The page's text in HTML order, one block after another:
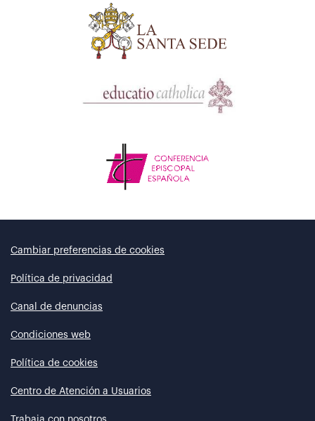
Cambiar preferencias de cookies
Política de privacidad
Canal de denuncias
Condiciones web
Política de cookies
Centro de Atención a Usuarios